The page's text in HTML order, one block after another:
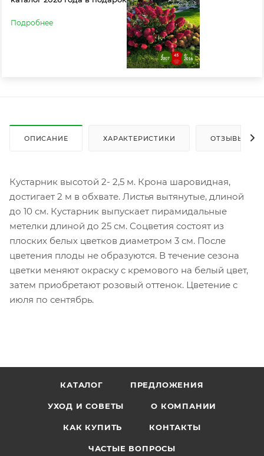
Подробнее
ОПИСАНИЕ ХАРАКТЕРИСТИКИ ОТЗЫВЫ
Кустарник высотой 2- 2,5 м. Крона шаровидная,
достигает 2 м в обхвате. Листья вытянутые, длиной
до 10 см. Кустарник выпускает пирамидальные
метелки длиной до 25 см. Соцветия состоят из
плоских белых цветков диаметром 3 см. После
цветения плоды не образуются. В течение сезона
цветки меняют окраску с кремового на белый цвет,
затем приобретают розовый оттенок. Цветение с
июля по сентябрь.
КАТАЛОГ ПРЕДЛОЖЕНИЯ
УХОД И СОВЕТЫ О КОМПАНИИ
КАК КУПИТЬ КОНТАКТЫ
ЧАСТЫЕ ВОПРОСЫ